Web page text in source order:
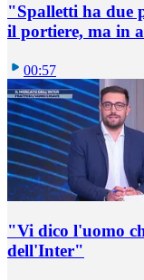
"Spalletti ha due
il portiere, ma in
00:57
"Vi dico l'uomo
dell'Inter"